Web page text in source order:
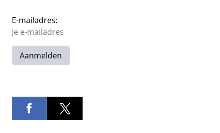
E-mailadres:
Aanmelden